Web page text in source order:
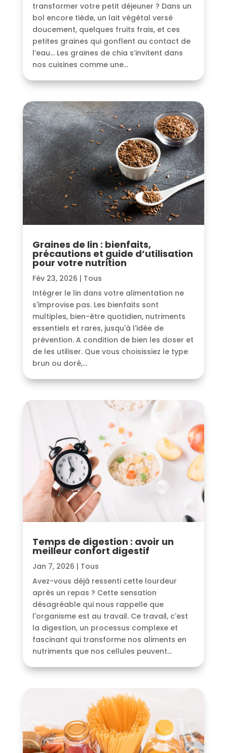
transformer votre petit déjeuner ? Dans un
bol encore tiède, un lait végétal versé
doucement, quelques fruits frais, et ces
petites graines qui gonflent au contact de
l’eau… Les graines de chia s’invitent dans
nos cuisines comme une...
Graines de lin : bienfaits,
précautions et guide d’utilisation
pour votre nutrition
Fév 23, 2026 | Tous
Intégrer le lin dans votre alimentation ne
s'improvise pas. Les bienfaits sont
multiples, bien-être quotidien, nutriments
essentiels et rares, jusqu'à l'idée de
prévention. A condition de bien les doser et
de les utiliser. Que vous choisissiez le type
brun ou doré,...
Temps de digestion : avoir un
meilleur confort digestif
Jan 7, 2026 | Tous
Avez-vous déjà ressenti cette lourdeur
après un repas ? Cette sensation
désagréable qui nous rappelle que
l'organisme est au travail. Ce travail, c'est
la digestion, un processus complexe et
fascinant qui transforme nos aliments en
nutriments que nos cellules peuvent...